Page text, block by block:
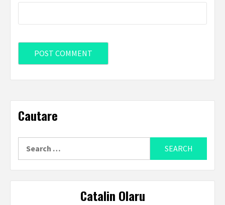
Cautare
for:
Catalin Olaru